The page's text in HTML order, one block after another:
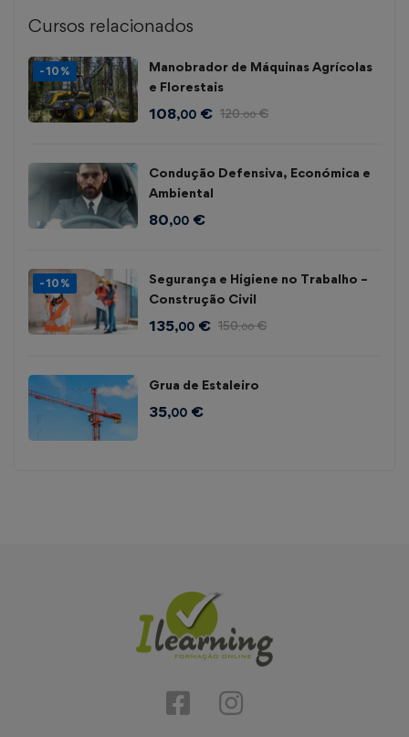
Cursos relacionados
-10%
Manobrador de Máquinas Agrícolas
e Florestais
108,00 € 120,00 €
Condução Defensiva, Económica e
Ambiental
80,00 €
-10%
Segurança e Higiene no Trabalho –
Construção Civil
135,00 € 150,00 €
Grua de Estaleiro
35,00 €